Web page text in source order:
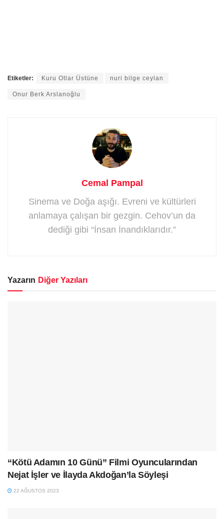
Etiketler: Kuru Otlar Üstüne nuri bilge ceylan
Onur Berk Arslanoğlu
Cemal Pampal
Sinema ve Doğa aşığı. Evreni ve kültürleri
anlamaya çalışan bir gezgin. C­ehov’un da
dediği gib­i “İnsan İnandıklarıd­ır.”
Yazarın Diğer Yazıları
“Kötü Adamın 10 Günü” Filmi Oyuncularından
Nejat İşler ve İlayda Akdoğan’la Söyleşi
22 AĞUSTOS 2023